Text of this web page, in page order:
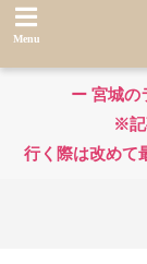
ー 宮城の
※記
行く際は改めて